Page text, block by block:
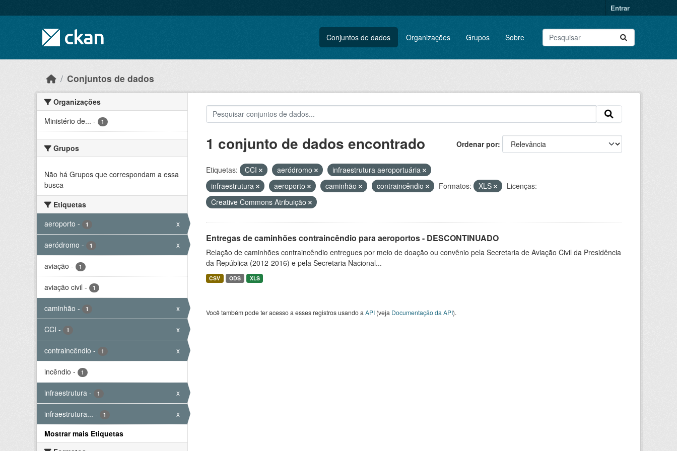
Entrar
Conjuntos de dados Organizações Grupos Sobre
Conjuntos de dados
Organizações
Ministério de... - 1
Grupos
Não há Grupos que correspondam a essa
busca
Etiquetas
aeroporto - 1 x
aeródromo - 1 x
aviação - 1
aviação civil - 1
caminhão - 1 x
CCI - 1 x
contraincêndio - 1 x
incêndio - 1
infraestrutura - 1 x
infraestrutura... - 1
x
Mostrar mais Etiquetas
Ordenar por
1 conjunto de dados encontrado
Etiquetas: CCI aeródromo
infraestrutura aeroportuária
infraestrutura
aeroporto caminhão contraincêndio Formatos: XLS
Licenças:
Creative Commons Atribuição
Entregas de caminhões contraincêndio para aeroportos - DESCONTINUADO
Relação de caminhões contraincêndio entregues por meio de doação ou convênio pela Secretaria de Aviação Civil da Presidência
da República (2012-2016) e pela Secretaria Nacional...
CSV ODS XLS
Você também pode ter acesso a esses registros usando a API(veja Documentação da API).